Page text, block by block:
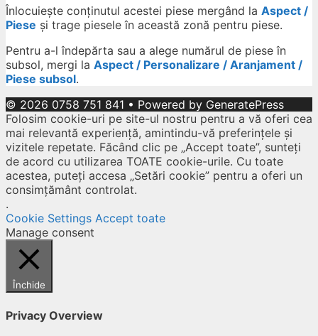
Înlocuiește conținutul acestei piese mergând la Aspect /
Piese și trage piesele în această zonă pentru piese.
Pentru a-l îndepărta sau a alege numărul de piese în
subsol, mergi la Aspect / Personalizare / Aranjament /
Piese subsol.
© 2026 0758 751 841 • Powered by GeneratePress
Folosim cookie-uri pe site-ul nostru pentru a vă oferi cea
mai relevantă experiență, amintindu-vă preferințele și
vizitele repetate. Făcând clic pe „Accept toate”, sunteți
de acord cu utilizarea TOATE cookie-urile. Cu toate
acestea, puteți accesa „Setări cookie” pentru a oferi un
consimțământ controlat.
.
Cookie Settings Accept toate
Manage consent
Închide
Privacy Overview